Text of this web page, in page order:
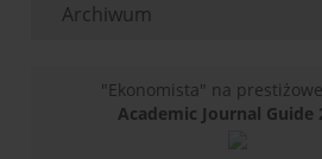
Archiwum
"Ekonomista" na
Academic Journal Guide